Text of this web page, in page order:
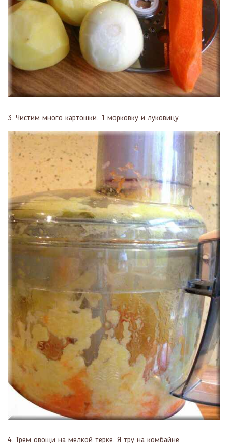
3. Чистим много картошки. 1 морковку и луковицу
4. Трем овощи на мелкой терке. Я тру на комбайне.